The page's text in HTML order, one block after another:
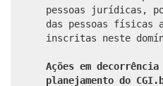
pessoas jurídicas,
das pessoas físicas
inscritas neste
Ações em
planejamento do